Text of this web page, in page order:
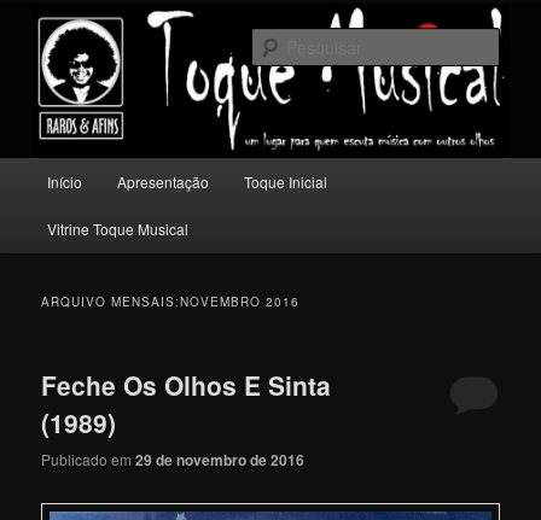
conteúdo
principal
conteúdo
secundário
Toque Musical
Um lugar para quem escuta música com outros olhos.
principal
Início Apresentação Toque Inicial
Vitrine Toque Musical
ARQUIVO MENSAIS:NOVEMBRO 2016
Feche Os Olhos E Sinta
(1989)
Publicado em29 de novembro de 2016